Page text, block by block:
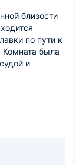
близости
по пути к
была
и